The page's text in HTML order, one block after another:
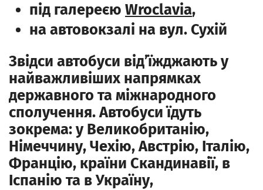
під галереєю Wroclavia,
на автовокзалі на вул. Сухій
Звідси автобуси від’їжджають у
найважливіших напрямках
державного та міжнародного
сполучення. Автобуси їдуть
зокрема: у Великобританію,
Німеччину, Чехію, Австрію, Італію,
Францію, країни Скандинавії, в
Іспанію та в Україну,